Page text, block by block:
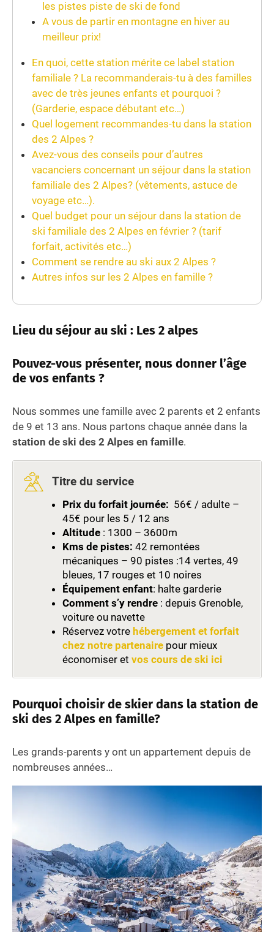
les pistes piste de ski de fond
A vous de partir en montagne en hiver au
meilleur prix!
En quoi, cette station mérite ce label station
familiale ? La recommanderais-tu à des familles
avec de très jeunes enfants et pourquoi ?
(Garderie, espace débutant etc…)
Quel logement recommandes-tu dans la station
des 2 Alpes ?
Avez-vous des conseils pour d’autres
vacanciers concernant un séjour dans la station
familiale des 2 Alpes? (vêtements, astuce de
voyage etc…).
Quel budget pour un séjour dans la station de
ski familiale des 2 Alpes en février ? (tarif
forfait, activités etc…)
Comment se rendre au ski aux 2 Alpes ?
Autres infos sur les 2 Alpes en famille ?
Lieu du séjour au ski : Les 2 alpes
Pouvez-vous présenter, nous donner l’âge
de vos enfants ?
Nous sommes une famille avec 2 parents et 2 enfants
de 9 et 13 ans. Nous partons chaque année dans la
station de ski des 2 Alpes en famille.
Titre du service
Prix du forfait journée: 56€ / adulte –
45€ pour les 5 / 12 ans
Altitude : 1300 – 3600m
Kms de pistes: 42 remontées
mécaniques – 90 pistes :14 vertes, 49
bleues, 17 rouges et 10 noires
Équipement enfant: halte garderie
Comment s’y rendre : depuis Grenoble,
voiture ou navette
Réservez votre hébergement et forfait
chez notre partenaire pour mieux
économiser et vos cours de ski ici
Pourquoi choisir de skier dans la station de
ski des 2 Alpes en famille?
Les grands-parents y ont un appartement depuis de
nombreuses années…